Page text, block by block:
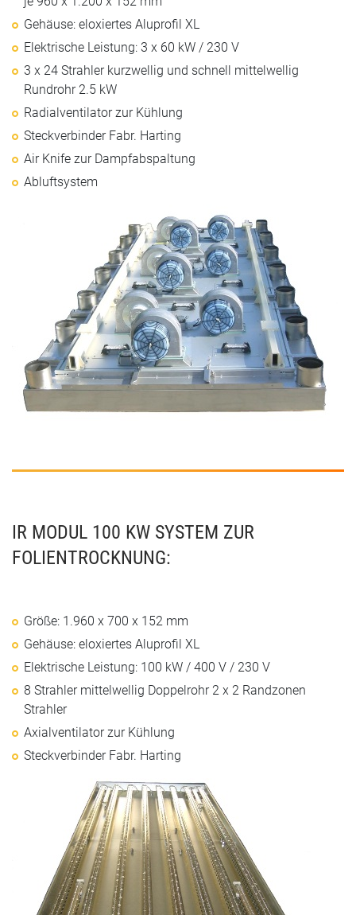
Gehäuse: eloxiertes Aluprofil XL
Elektrische Leistung: 3 x 60 kW / 230 V
3 x 24 Strahler kurzwellig und schnell mittelwellig
Rundrohr 2.5 kW
Radialventilator zur Kühlung
Steckverbinder Fabr. Harting
Air Knife zur Dampfabspaltung
Abluftsystem
IR MODUL 100 KW SYSTEM ZUR
FOLIENTROCKNUNG:
Größe: 1.960 x 700 x 152 mm
Gehäuse: eloxiertes Aluprofil XL
Elektrische Leistung: 100 kW / 400 V / 230 V
8 Strahler mittelwellig Doppelrohr 2 x 2 Randzonen
Strahler
Axialventilator zur Kühlung
Steckverbinder Fabr. Harting